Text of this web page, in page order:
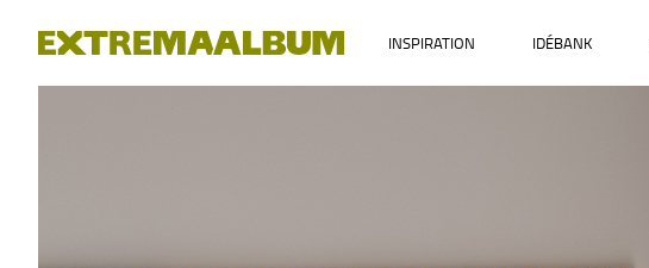
INSPIRATION IDÉBANK